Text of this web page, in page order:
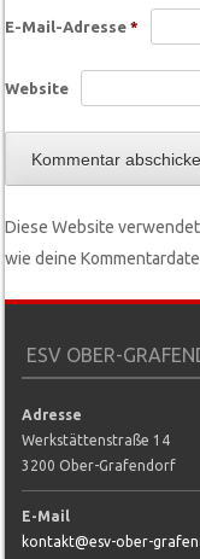
E-Mail-Adresse*
Website
Diese Website
wie deine
ESV OBER-
Adresse
Werkstättenstraße 14
3200 Ober-Grafendorf
E-Mail
kontakt@esv-ober-